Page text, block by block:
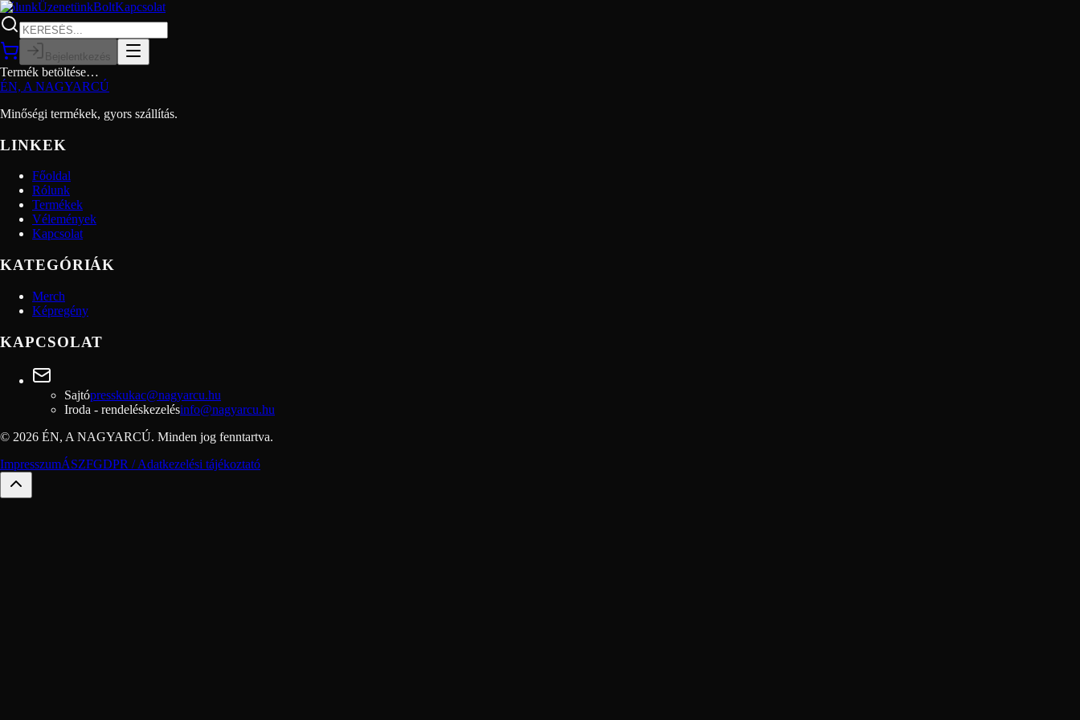
RólunkÜzenetünkBoltKapcsolat
Bejelentkezés
Termék betöltése…
ÉN, A NAGYARCÚ
Minőségi termékek, gyors szállítás.
LINKEK
Főoldal
Rólunk
Termékek
Vélemények
Kapcsolat
KATEGÓRIÁK
Merch
Képregény
KAPCSOLAT
Sajtópresskukac@nagyarcu.hu
Iroda - rendeléskezelésinfo@nagyarcu.hu
© 2026 ÉN, A NAGYARCÚ. Minden jog fenntartva.
ImpresszumÁSZFGDPR / Adatkezelési tájékoztató